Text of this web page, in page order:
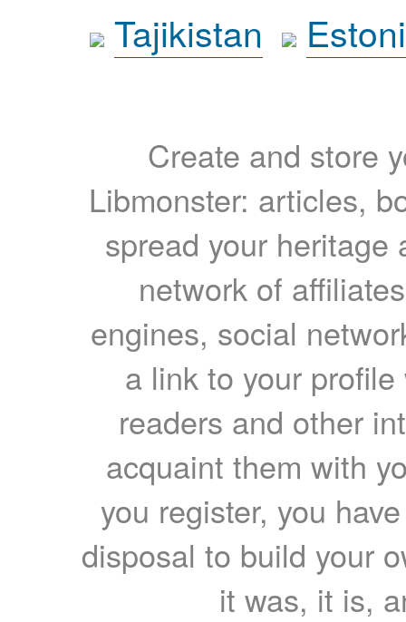
Tajikistan
Create and store
Libmonster: articles,
spread your heritage
network of
engines, social
a link to your
readers and other
acquaint them with
you register, you
disposal to build your
it was, it is,